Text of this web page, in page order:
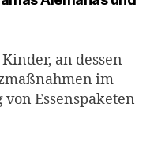
an dessen
im
Essenspaketen